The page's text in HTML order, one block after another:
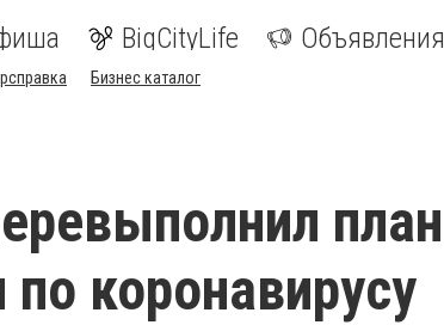
BigCityLife Объявления
Бизнес каталог
план
коронавирусу